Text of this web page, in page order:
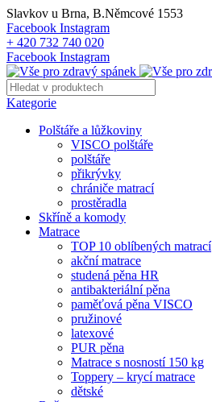
Slavkov u Brna, B.Němcové 1553
Facebook Instagram
+ 420 732 740 020
Facebook Instagram
Kategorie
Polštáře a lůžkoviny
VISCO polštáře
polštáře
přikrývky
chrániče matrací
prostěradla
Skříně a komody
Matrace
TOP 10 oblíbených matrací
akční matrace
studená pěna HR
antibakteriální pěna
paměťová pěna VISCO
pružinové
latexové
PUR pěna
Matrace s nosností 150 kg
Toppery – krycí matrace
dětské